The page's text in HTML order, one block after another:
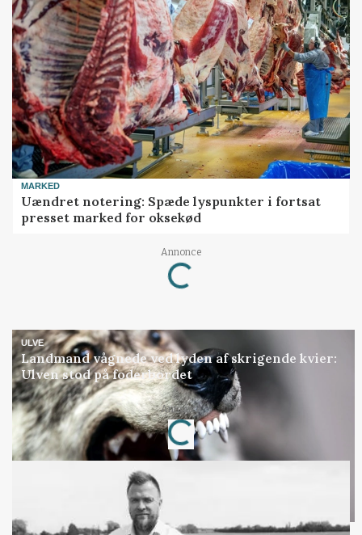
MARKED
Uændret notering: Spæde lyspunkter i fortsat
presset marked for oksekød
Annonce
Loading...
ULVE
Landmand vågnede ved lyden af skrigende kvier:
Ulven stod på foderbordet
Annonce
Loading...